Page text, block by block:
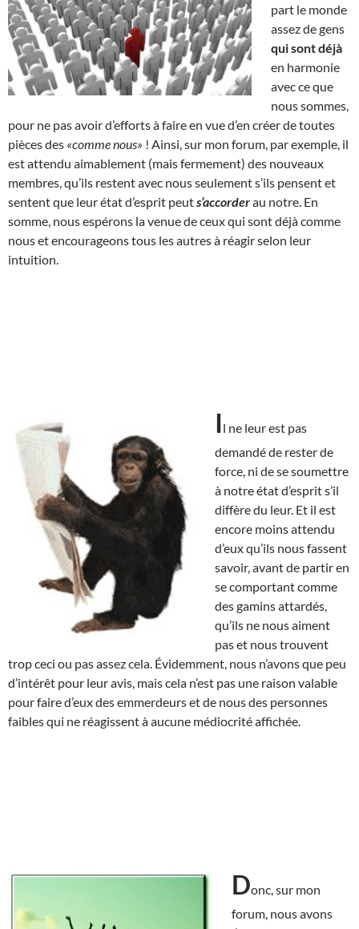
part le monde
assez de gens
qui sont déjà
en harmonie
avec ce que
nous sommes,
pour ne pas avoir d’efforts à faire en vue d’en créer de toutes
pièces des «comme nous» ! Ainsi, sur mon forum, par exemple, il
est attendu aimablement (mais fermement) des nouveaux
membres, qu’ils restent avec nous seulement s’ils pensent et
sentent que leur état d’esprit peuts’accorderau notre. En
somme, nous espérons la venue de ceux qui sont déjà comme
nous et encourageons tous les autres à réagir selon leur
intuition.
Il ne leur est pas
demandé de rester de
force, ni de se soumettre
à notre état d’esprit s’il
diffère du leur. Et il est
encore moins attendu
d’eux qu’ils nous fassent
savoir, avant de partir en
se comportant comme
des gamins attardés,
qu’ils ne nous aiment
pas et nous trouvent
trop ceci ou pas assez cela. Évidemment, nous n’avons que peu
d’intérêt pour leur avis, mais cela n’est pas une raison valable
pour faire d’eux des emmerdeurs et de nous des personnes
faibles qui ne réagissent à aucune médiocrité affichée.
Donc, sur mon
forum, nous avons